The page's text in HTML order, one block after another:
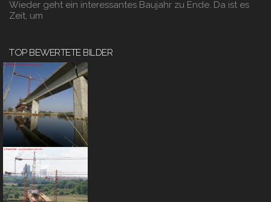
Wieder geht ein interessantes Baujahr zu Ende. Da ist es
Zeit, um
TOP BEWERTETE BILDER